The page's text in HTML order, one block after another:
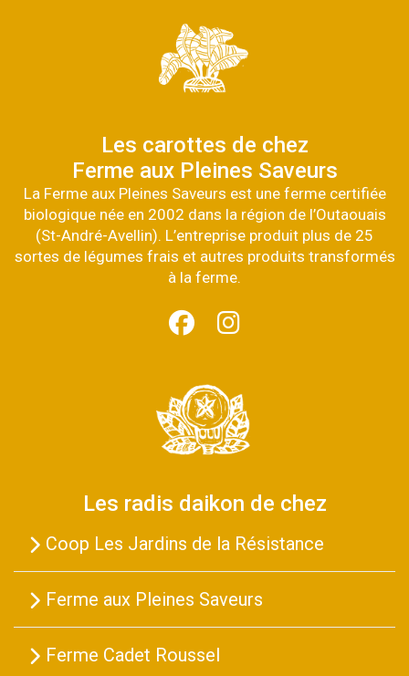
Les carottes de chez
Ferme aux Pleines Saveurs
La Ferme aux Pleines Saveurs est une ferme certifiée
biologique née en 2002 dans la région de l’Outaouais
(St-André-Avellin). L’entreprise produit plus de 25
sortes de légumes frais et autres produits transformés
à la ferme.
Les radis daikon de chez
Coop Les Jardins de la Résistance
Ferme aux Pleines Saveurs
Ferme Cadet Roussel